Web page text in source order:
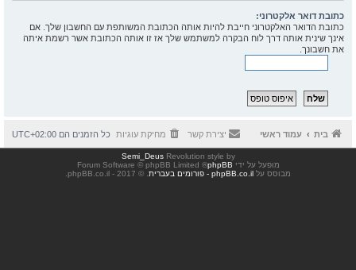
כתובת דואר אלקטרוני:
כתובת הדואר האלקטרוני חייבת להיות אותה הכתובת המשותפת עם החשבון שלך. אם
אינך שינית אותה דרך לוח הבקרה למשתמש שלך אז זו אותה הכתובת אשר רשמת איתה
את חשבונך.
בית עמוד ראשי כל הזמנים הם UTC+02:00 מחיקת עוגיות יצירת קשר
Revolution style by
Semi_Deus
מופעל על ידי phpBB
® Forum Software © phpBB Limited
מבוסס על phpBB.co.il - פורומים בעברית . © 2017 - phpBB.co.il.